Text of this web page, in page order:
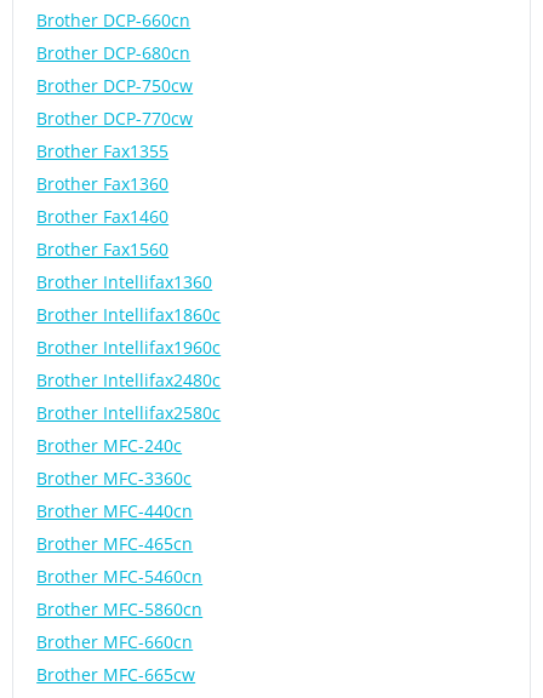
Brother DCP-660cn
Brother DCP-680cn
Brother DCP-750cw
Brother DCP-770cw
Brother Fax1355
Brother Fax1360
Brother Fax1460
Brother Fax1560
Brother Intellifax1360
Brother Intellifax1860c
Brother Intellifax1960c
Brother Intellifax2480c
Brother Intellifax2580c
Brother MFC-240c
Brother MFC-3360c
Brother MFC-440cn
Brother MFC-465cn
Brother MFC-5460cn
Brother MFC-5860cn
Brother MFC-660cn
Brother MFC-665cw